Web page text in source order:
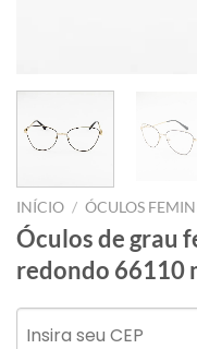
INÍCIO / ÓCULOS
Óculos de grau
redondo 66110